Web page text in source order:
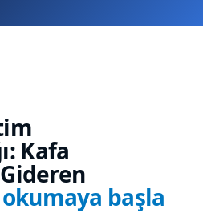
Kafa
Gideren
okumaya başla